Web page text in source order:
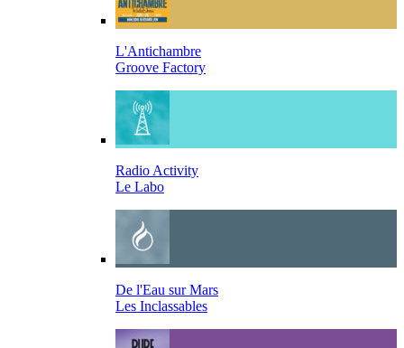
L'Antichambre
Groove Factory
Radio Activity
Le Labo
De l'Eau sur Mars
Les Inclassables